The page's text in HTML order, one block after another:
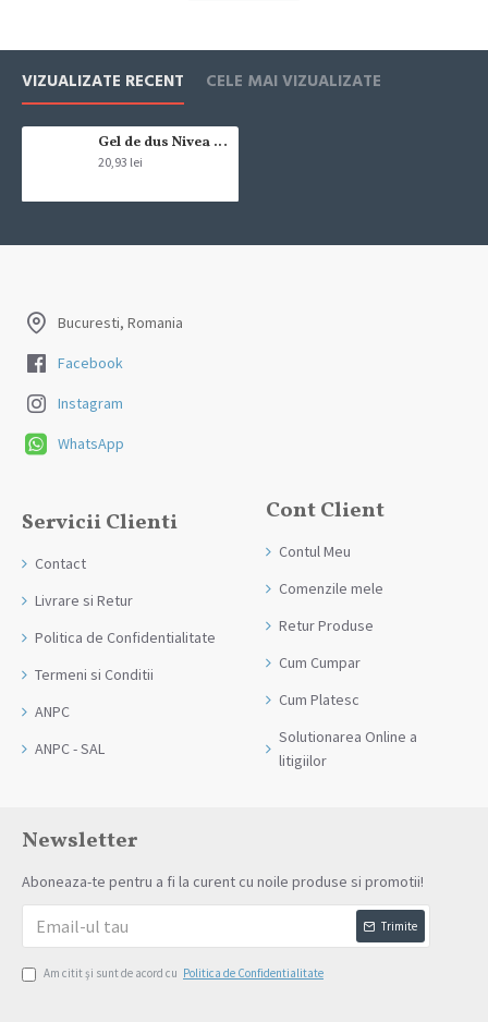
compania de curierat, care va livreaza comanda în decursul a 24-48
pana in ora 12:00 de luni pana vineri. In cazul in care comanda a fost
facuta dupa ora 12:00, sambata sau duminica ne angajam sa
In cazul aparitiei unor intarzieri, vei fi instiintat prin email.
livrare in momentul plasarii comenzii.
VIZUALIZATE RECENT CELE MAI VIZUALIZATE
Gel de dus Nivea Men Original Care 500ml
20,93 lei
Bucuresti, Romania
Facebook
Instagram
WhatsApp
Servicii Clienti
Contact
Livrare si Retur
Politica de Confidentialitate
Termeni si Conditii
ANPC
ANPC - SAL
Cont Client
Contul Meu
Comenzile mele
Retur Produse
Cum Cumpar
Cum Platesc
Solutionarea Online a
litigiilor
Newsletter
Aboneaza-te pentru a fi la curent cu noile produse si promotii!
Trimite
Am citit şi sunt de acord cu Politica de Confidentialitate